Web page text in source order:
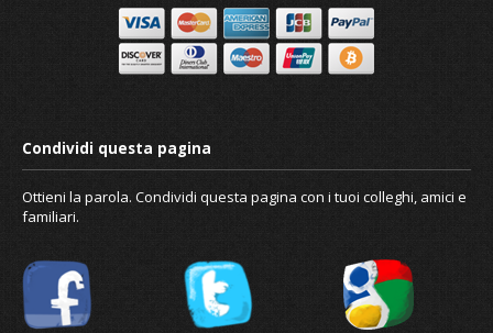
Notizia
Ottieni la parola. Condividi questa pagina con i tuoi colleghi, amici e
familiari.